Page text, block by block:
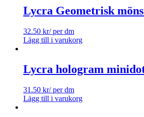
Lycra Geometrisk
32.50 kr/ per dm
Lägg till i varukorg
Lycra hologram
31.50 kr/ per dm
Lägg till i varukorg